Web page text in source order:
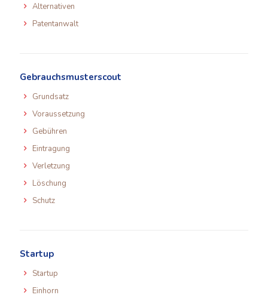
Alternativen
Patentanwalt
Gebrauchsmusterscout
Grundsatz
Voraussetzung
Gebühren
Eintragung
Verletzung
Löschung
Schutz
Startup
Startup
Einhorn